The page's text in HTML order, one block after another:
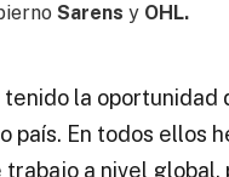
Sarens y OHL.
tenido la
En todos ellos
a nivel global,